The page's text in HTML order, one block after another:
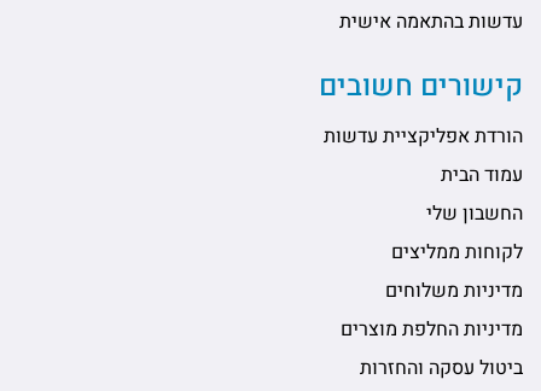
עדשות בהתאמה אישית
קישורים חשובים
הורדת אפליקציית עדשות
עמוד הבית
החשבון שלי
לקוחות ממליצים
מדיניות משלוחים
מדיניות החלפת מוצרים
ביטול עסקה והחזרות